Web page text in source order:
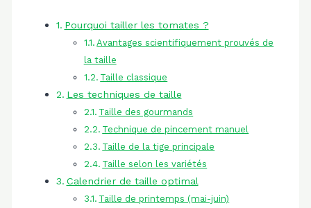
Pourquoi tailler les tomates ?
Avantages scientifiquement prouvés de
la taille
Taille classique
Les techniques de taille
Taille des gourmands
Technique de pincement manuel
Taille de la tige principale
Taille selon les variétés
Calendrier de taille optimal
Taille de printemps (mai-juin)